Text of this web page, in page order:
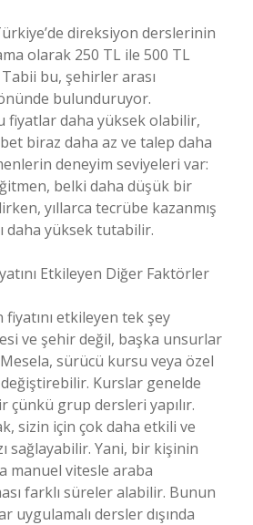
direksiyon derslerinin
olarak 250 TL ile 500 TL
bu, şehirler arası
bulunduruyor.
fiyatlar daha yüksek olabilir,
biraz daha az ve talep daha
deneyim seviyeleri var:
belki daha düşük bir
yıllarca tecrübe kazanmış
daha yüksek tutabilir.
Etkileyen Diğer Faktörler
etkileyen tek şey
ve şehir değil, başka unsurlar
sürücü kursu veya özel
değiştirebilir. Kurslar genelde
çünkü grup dersleri yapılır.
sizin için çok daha etkili ve
sağlayabilir. Yani, bir kişinin
manuel vitesle araba
farklı süreler alabilir. Bunun
uygulamalı dersler dışında